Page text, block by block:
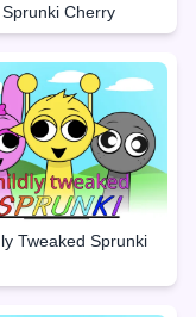
Sprunki Cherry
Tweaked Sprunki